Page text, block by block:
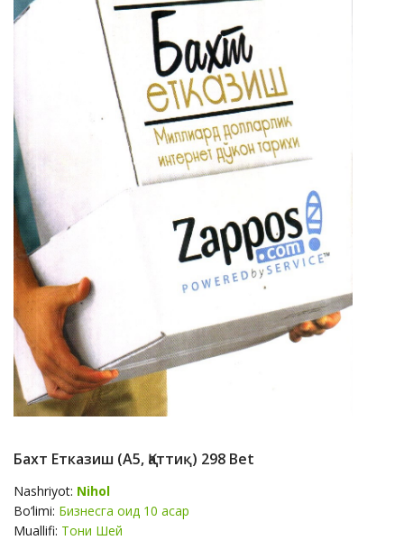
Бахт Етказиш (А5, Қаттиқ) 298 Bet
Nashriyot: Nihol
Bo‘limi: Бизнесга оид 10 асар
Muallifi: Тони Шей